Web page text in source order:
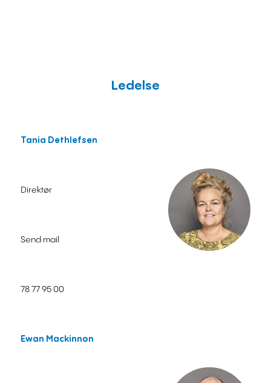
Ledelse
Tania Dethlefsen
Direktør
Send mail
78 77 95 00
Ewan Mackinnon